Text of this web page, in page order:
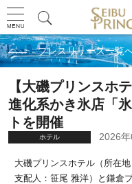
プレスリリース一覧
【大磯プリンスホ
進化系かき氷店「
トを開催
ホテル 2026
大磯プリンスホテル（所在
支配人：笹尾 雅洋）と鎌倉